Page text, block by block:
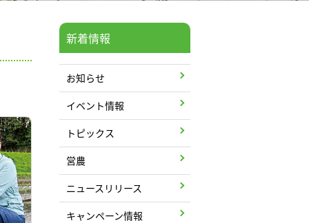
新着情報
お知らせ
イベント情報
トピックス
営農
ニュースリリース
キャンペーン情報